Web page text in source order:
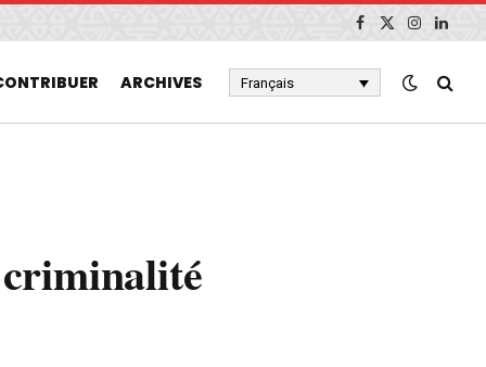
Facebook
X
Instagram
ARCHIVES Français